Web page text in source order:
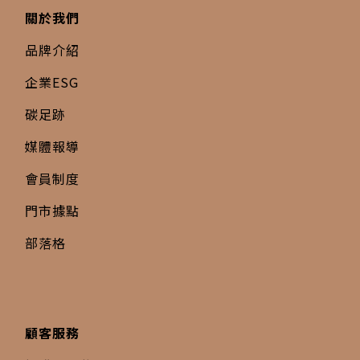
關於我們
品牌介紹
企業ESG
碳足跡
媒體報導
會員制度
門市據點
部落格
顧客服務